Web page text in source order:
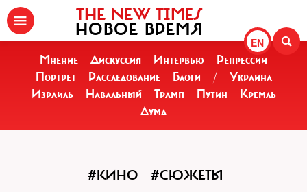
EN
THE NEW TIMES
НОВОЕ ВРЕМЯ
Мнение Дискуссия Интервью
Репрессии
Портрет
Расследование Блоги /
Украина
Израиль
Навальный Трамп Путин
Кремль
Дума
#КИНО #СЮЖЕТЫ